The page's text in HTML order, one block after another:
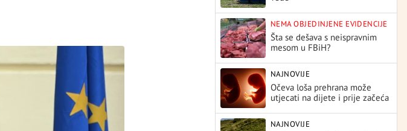
NEMA OBJEDINJENE EVIDENCIJE
Šta se dešava s neispravnim
mesom u FBiH?
NAJNOVIJE
Očeva loša prehrana može
utjecati na dijete i prije začeća
NAJNOVIJE